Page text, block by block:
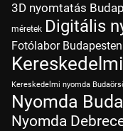
3D nyomtatás
méretek Digitális
Fotólabor Budapesten
Kereskedelmi nyomda
Nyomda
Nyomda